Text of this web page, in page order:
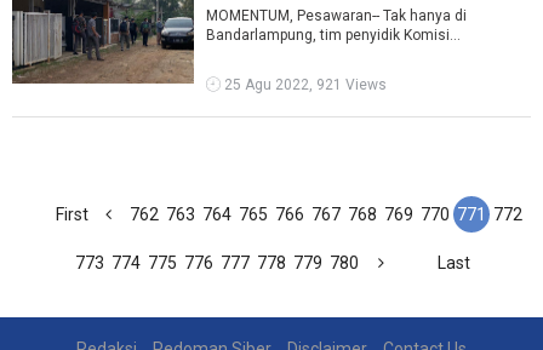
MOMENTUM, Pesawaran-- Tak hanya di
Bandarlampung, tim penyidik Komisi
menggeledah rumah S ...
25 Agu 2022, 921 Views
First 762 763 764 765 766 767 768 769 770 771 772
773 774 775 776 777 778 779 780 Last